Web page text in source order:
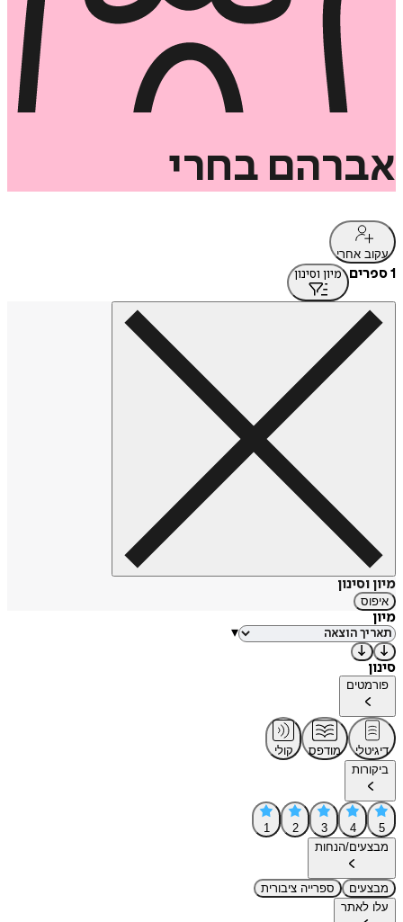
אברהם בחרי
עקוב אחרי
1 ספרים מיון וסינון
מיון וסינון
איפוס
מיון
▾
סינון
פורמטים
דיגיטלי מודפס
קולי
ביקורות
5
4
3
2
1
מבצעים/הנחות
מבצעים
ספרייה ציבורית
עלו לאתר